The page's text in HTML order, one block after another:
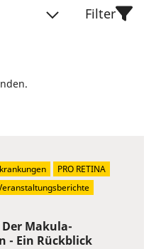
Filter
Makula-
- Ein Rückblick
PRO RETINA